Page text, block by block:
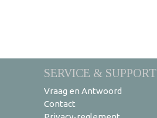
SERVICE & SUPPORT
Vraag en Antwoord
Contact